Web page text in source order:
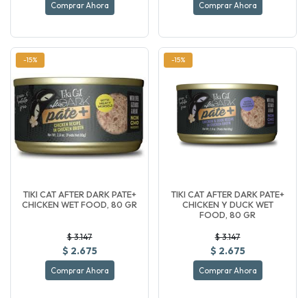
Comprar Ahora Comprar Ahora
-15%
TIKI CAT AFTER DARK PATE+
CHICKEN WET FOOD, 80 GR
$ 3.147
$ 2.675
Comprar Ahora
-15%
TIKI CAT AFTER DARK PATE+
CHICKEN Y DUCK WET
FOOD, 80 GR
$ 3.147
$ 2.675
Comprar Ahora